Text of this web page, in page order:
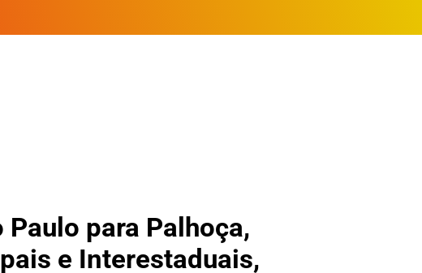
para Palhoça,
e Interestaduais,